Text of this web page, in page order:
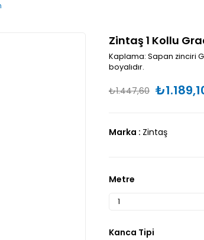
Zintaş 1 Kollu
Kaplama: Sapan zinciri
boyalıdır.
₺1.447,60
Marka : Zintaş
Metre
Kanca Tipi